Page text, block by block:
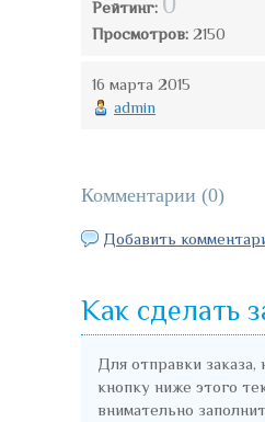
Рейтинг:
Просмотров: 2150
16 марта 2015
admin
Комментарии (0)
Добавить
Как сделать
Для отправки заказа,
кнопку ниже этого
внимательно